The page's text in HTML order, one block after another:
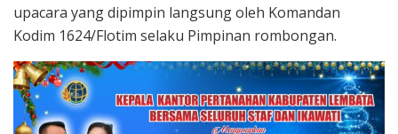
upacara yang dipimpin langsung oleh Komandan
Kodim 1624/Flotim selaku Pimpinan rombongan.